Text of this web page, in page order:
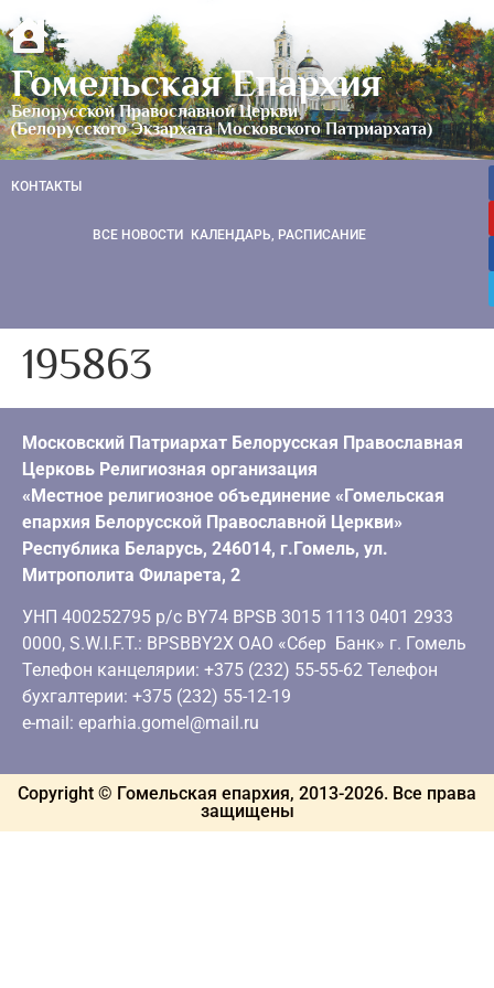
Гомельская Епархия
Белорусской Православной Церкви
(Белорусского Экзархата Московского Патриархата)
КОНТАКТЫ
ВСЕ НОВОСТИ КАЛЕНДАРЬ, РАСПИСАНИЕ
195863
Московский Патриархат Белорусская Православная
Церковь Религиозная организация
«Местное религиозное объединение «Гомельская
епархия Белорусской Православной Церкви»
Республика Беларусь, 246014, г.Гомель, ул.
Митрополита Филарета, 2
УНП 400252795 р/с BY74 BPSB 3015 1113 0401 2933
0000, S.W.I.F.T.: BPSBBY2X ОАО «Сбер Банк» г. Гомель
Телефон канцелярии: +375 (232) 55-55-62 Телефон
бухгалтерии: +375 (232) 55-12-19
e-mail: eparhia.gomel@mail.ru
Copyright © Гомельская епархия, 2013-2026. Все права
защищены